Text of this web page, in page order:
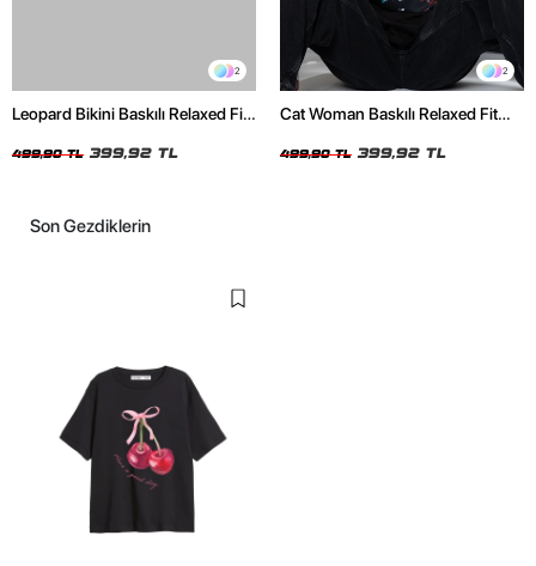
2
Leopard Bikini Baskılı Relaxed Fit
499,90 TL 399,92 TL
2
Cat Woman Baskılı Relaxed Fit
499,90 TL 399,92 TL
Son Gezdiklerin